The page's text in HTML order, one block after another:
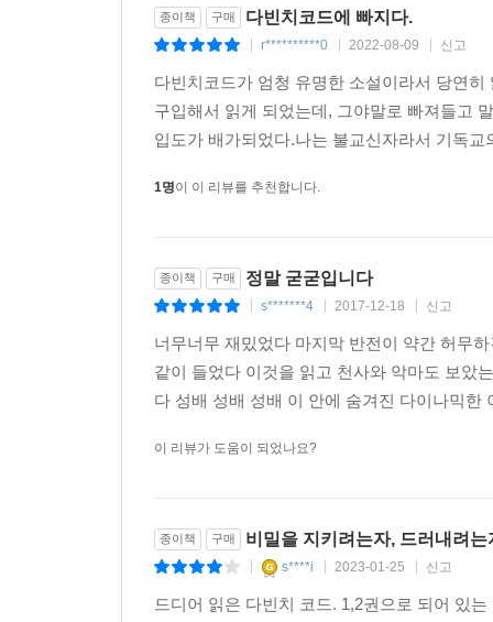
종이책 구매 다빈치코드에 빠지다.
r**********0 2022-08-09 신고
다빈치코드가 엄청 유명한 소설이라서 당연
구입해서 읽게 되었는데, 그야말로 빠져들고
입도가 배가되었다.나는 불교신자라서 기독
1명이 이 리뷰를 추천합니다.
종이책 구매 정말 굳굳입니다
s*******4 2017-12-18 신고
너무너무 재밌었다 마지막 반전이 약간 허무
같이 들었다 이것을 읽고 천사와 악마도 보았
다 성배 성배 성배 이 안에 숨겨진 다이나믹
이 리뷰가 도움이 되었나요?
종이책 구매 비밀을 지키려는자, 드러내려
s****i 2023-01-25 신고
드디어 읽은 다빈치 코드. 1,2권으로 되어 있